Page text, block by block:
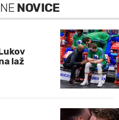
NOVICE
laž